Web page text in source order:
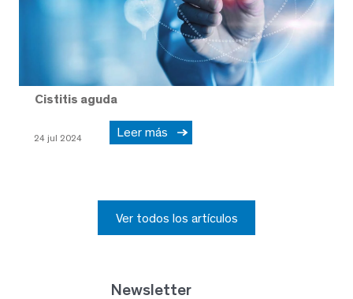
Cistitis aguda
24 jul 2024 Leer más
Ver todos los artículos
Newsletter